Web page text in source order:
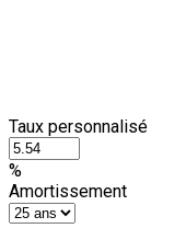
Taux personnalisé
%
Amortissement